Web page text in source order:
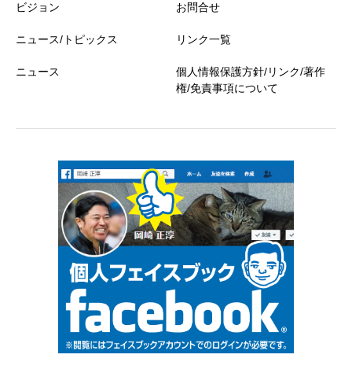
ビジョン
ニュース/トピックス
ニュース
お問合せ
リンク一覧
個人情報保護方針/リンク/著作
権/免責事項について